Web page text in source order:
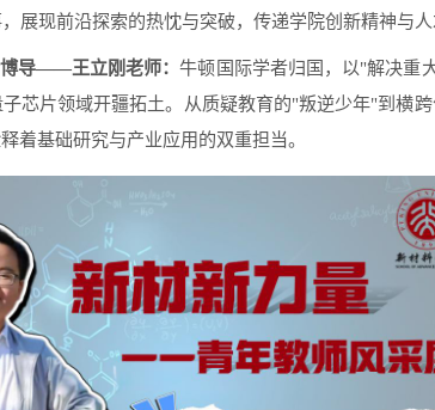
展现前沿探索的热忱与突破，传递学院创新精神与人
博导——王立刚老师：牛顿国际学者归国，以"解决重
芯片领域开疆拓土。从质疑教育的"叛逆少年"到横
着基础研究与产业应用的双重担当。